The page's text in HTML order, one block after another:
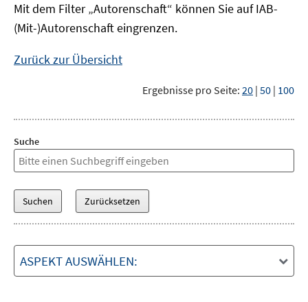
Mit dem Filter „Autorenschaft“ können Sie auf IAB-
(Mit-)Autorenschaft eingrenzen.
Zurück zur Übersicht
Ergebnisse pro Seite: 20 | 50 | 100
Suche
ASPEKT AUSWÄHLEN: